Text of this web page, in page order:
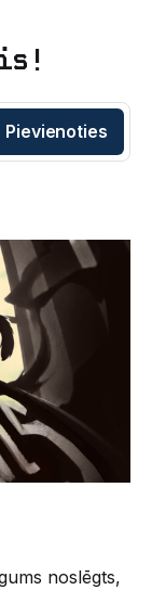
Pievienoties